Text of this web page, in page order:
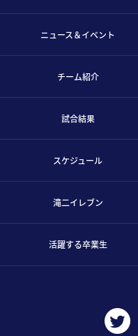
ニュース＆イベント
チーム紹介
試合結果
スケジュール
滝二イレブン
活躍する卒業生